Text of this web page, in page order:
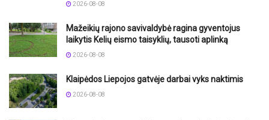
2026-08-08
Mažeikių rajono savivaldybė ragina gyventojus
laikytis Kelių eismo taisyklių, tausoti aplinką
2026-08-08
Klaipėdos Liepojos gatvėje darbai vyks naktimis
2026-08-08